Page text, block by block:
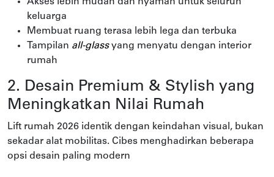
keluarga
Membuat ruang terasa lebih lega dan terbuka
Tampilan all-glass yang menyatu dengan interior
rumah
2. Desain Premium & Stylish yang
Meningkatkan Nilai Rumah
Lift rumah 2026 identik dengan keindahan visual, bukan
sekadar alat mobilitas. Cibes menghadirkan beberapa
opsi desain paling modern